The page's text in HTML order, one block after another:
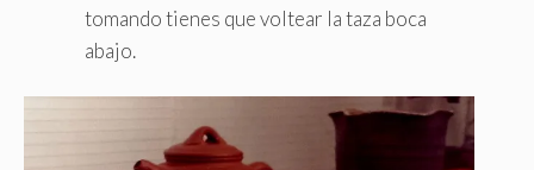
tomando tienes que voltear la taza boca
abajo.